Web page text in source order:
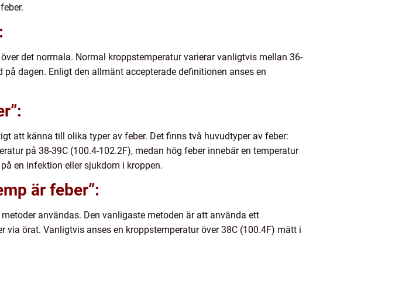
det normala. Normal kroppstemperatur varierar vanligtvis mellan 36-
dagen. Enligt den allmänt accepterade definitionen anses en
att känna till olika typer av feber. Det finns två huvudtyper av feber:
på 38-39C (100.4-102.2F), medan hög feber innebär en temperatur
en infektion eller sjukdom i kroppen.
är feber”:
användas. Den vanligaste metoden är att använda ett
örat. Vanligtvis anses en kroppstemperatur över 38C (100.4F) mätt i